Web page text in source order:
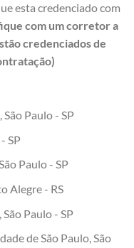
esta credenciado com
com um corretor a
credenciados de
Paulo - SP
SP
Paulo - SP
Alegre - RS
Paulo - SP
de São Paulo, São